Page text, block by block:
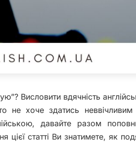
Висловити вдячність
не хоче здатись
давайте разом
цієї статті Ви знатимете, як